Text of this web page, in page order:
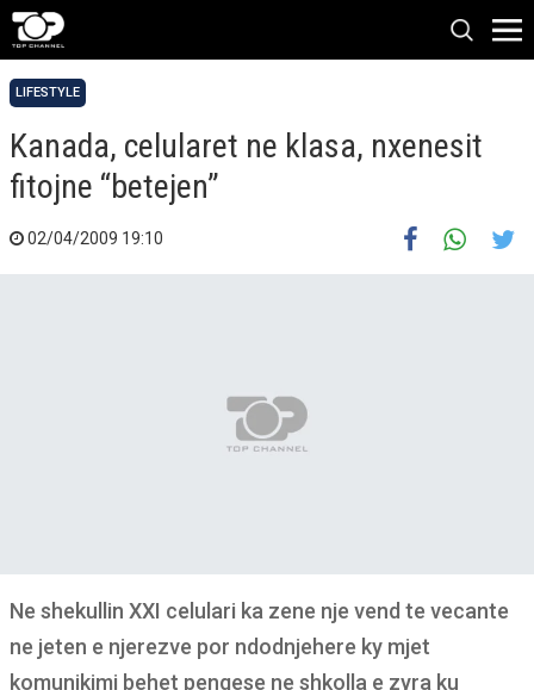
LIFESTYLE
Kanada, celularet ne klasa, nxenesit
fitojne “betejen”
02/04/2009 19:10
Ne shekullin XXI celulari ka zene nje vend te vecante
ne jeten e njerezve por ndodnjehere ky mjet
komunikimi behet pengese ne shkolla e zyra ku